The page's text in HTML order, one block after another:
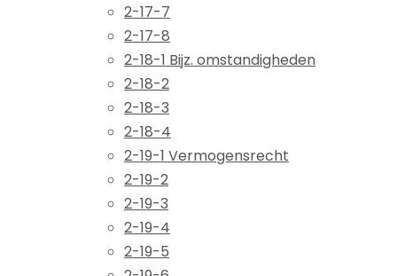
2-17-7
2-17-8
2-18-1 Bijz. omstandigheden
2-18-2
2-18-3
2-18-4
2-19-1 Vermogensrecht
2-19-2
2-19-3
2-19-4
2-19-5